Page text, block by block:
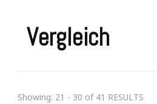
Vergleich
Showing: 21 - 30 of 41 RESULTS